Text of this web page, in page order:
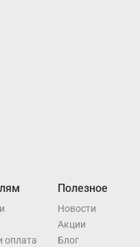
оплата
Полезное
Новости
Акции
Блог